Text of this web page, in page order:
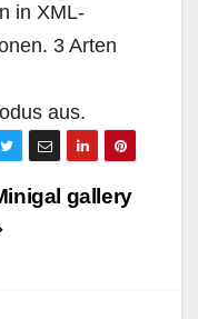
in XML-
3 Arten
aus.
gallery